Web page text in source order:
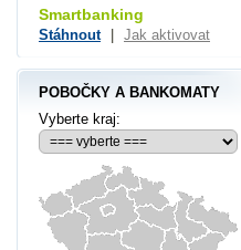
Smartbanking
Stáhnout Jak aktivovat
POBOČKY A BANKOMATY
Vyberte kraj: